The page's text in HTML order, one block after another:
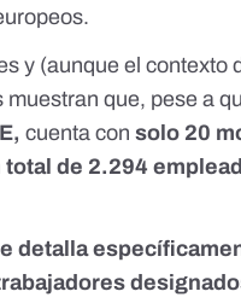
y (aunque el contexto
que, pese a
cuenta consolo 20
de 2.294
detalla